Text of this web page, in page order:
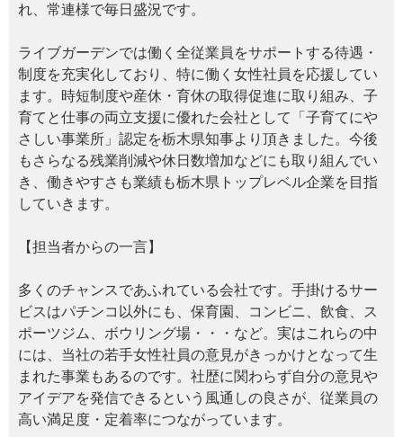
れ、常連様で毎日盛況です。
ライブガーデンでは働く全従業員をサポートする待遇・
制度を充実化しており、特に働く女性社員を応援してい
ます。時短制度や産休・育休の取得促進に取り組み、子
育てと仕事の両立支援に優れた会社として「子育てにや
さしい事業所」認定を栃木県知事より頂きました。今後
もさらなる残業削減や休日数増加などにも取り組んでい
き、働きやすさも業績も栃木県トップレベル企業を目指
していきます。
【担当者からの一言】
多くのチャンスであふれている会社です。手掛けるサー
ビスはパチンコ以外にも、保育園、コンビニ、飲食、ス
ポーツジム、ボウリング場・・・など。実はこれらの中
には、当社の若手女性社員の意見がきっかけとなって生
まれた事業もあるのです。社歴に関わらず自分の意見や
アイデアを発信できるという風通しの良さが、従業員の
高い満足度・定着率につながっています。